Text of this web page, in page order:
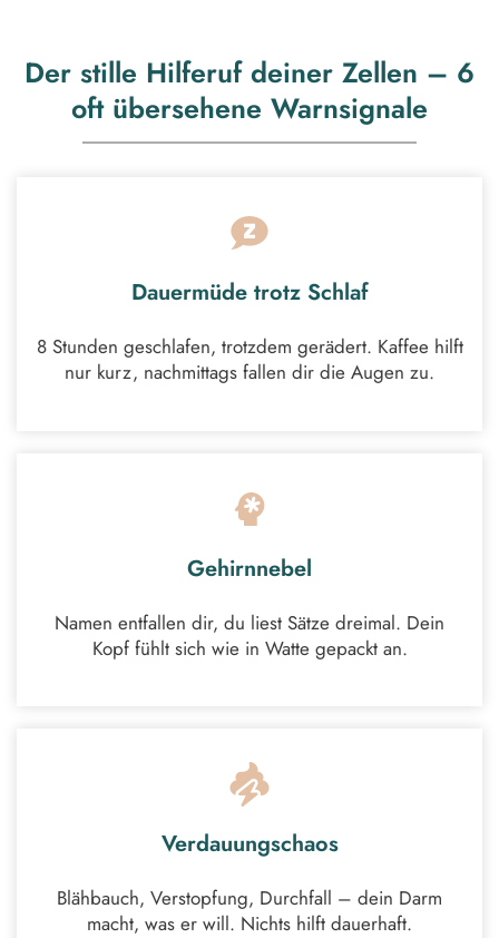
Der stille Hilferuf deiner Zellen – 6
oft übersehene Warnsignale
Dauermüde trotz Schlaf
8 Stunden geschlafen, trotzdem gerädert. Kaffee hilft
nur kurz, nachmittags fallen dir die Augen zu.
Gehirnnebel
Namen entfallen dir, du liest Sätze dreimal. Dein
Kopf fühlt sich wie in Watte gepackt an.
Verdauungschaos
Blähbauch, Verstopfung, Durchfall – dein Darm
macht, was er will. Nichts hilft dauerhaft.